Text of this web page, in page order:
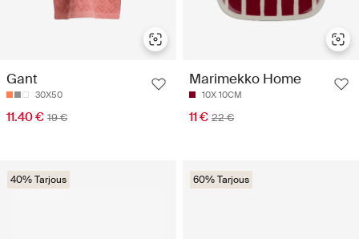
Gant
30X50
11.40 € 19 €
Marimekko Home
10X 10CM
11 € 22 €
40% Tarjous 60% Tarjous